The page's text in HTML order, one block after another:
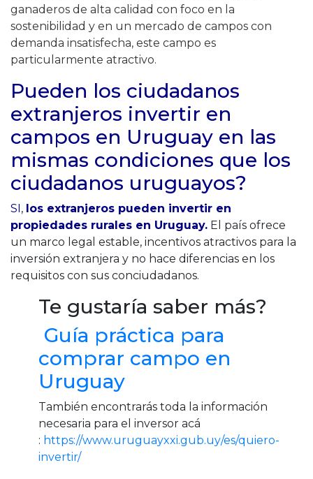
ganaderos de alta calidad con foco en la
sostenibilidad y en un mercado de campos con
demanda insatisfecha, este campo es
particularmente atractivo.
Pueden los ciudadanos
extranjeros invertir en
campos en Uruguay en las
mismas condiciones que los
ciudadanos uruguayos?
SI, los extranjeros pueden invertir en
propiedades rurales en Uruguay. El país ofrece
un marco legal estable, incentivos atractivos para la
inversión extranjera y no hace diferencias en los
requisitos con sus conciudadanos.
Te gustaría saber más?
Guía práctica para
comprar campo en
Uruguay
También encontrarás toda la información
necesaria para el inversor acá
: https://www.uruguayxxi.gub.uy/es/quiero-
invertir/